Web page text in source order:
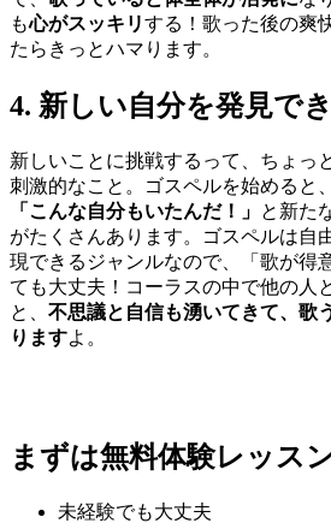
も心がスッキリする！歌った後の爽
たらきっとハマります。
4. 新しい自分を発見で
新しいことに挑戦するって、ちょっ
刺激的なこと。ゴスペルを始めると
「こんな自分もいたんだ！」 と新た
がたくさんあります。ゴスペルは自
現できるジャンルなので、「歌が得
ても大丈夫！コーラスの中で他の人
と、 不思議と自信も湧いてきて、歌
りますよ。
まずは無料体験レッス
未経験でも大丈夫